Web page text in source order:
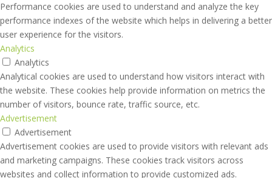
Performance cookies are used to understand and analyze the key
performance indexes of the website which helps in delivering a better
user experience for the visitors.
Analytics
Analytics
Analytical cookies are used to understand how visitors interact with
the website. These cookies help provide information on metrics the
number of visitors, bounce rate, traffic source, etc.
Advertisement
Advertisement
Advertisement cookies are used to provide visitors with relevant ads
and marketing campaigns. These cookies track visitors across
websites and collect information to provide customized ads.